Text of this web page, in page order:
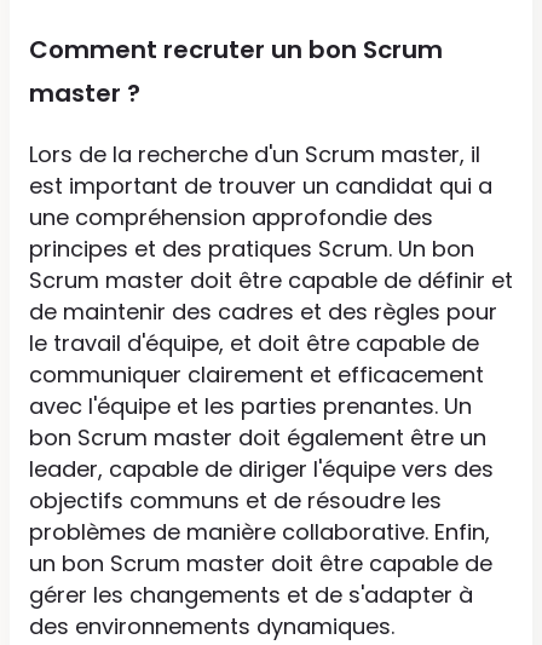
Comment recruter un bon Scrum
master ?
Lors de la recherche d'un Scrum master, il
est important de trouver un candidat qui a
une compréhension approfondie des
principes et des pratiques Scrum. Un bon
Scrum master doit être capable de définir et
de maintenir des cadres et des règles pour
le travail d'équipe, et doit être capable de
communiquer clairement et efficacement
avec l'équipe et les parties prenantes. Un
bon Scrum master doit également être un
leader, capable de diriger l'équipe vers des
objectifs communs et de résoudre les
problèmes de manière collaborative. Enfin,
un bon Scrum master doit être capable de
gérer les changements et de s'adapter à
des environnements dynamiques.